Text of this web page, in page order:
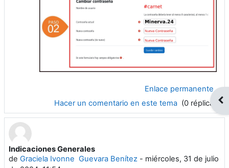
Enlace permanente
Hacer un comentario en este tema (0 réplicas)
Indicaciones Generales
de Graciela Ivonne Guevara Benítez - miércoles, 31 de julio